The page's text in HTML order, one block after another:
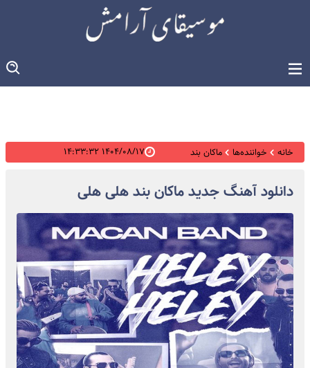
خانه خواننده‌ها ماکان بند ۱۴۰۴/۰۸/۱۷ ۱۴:۳۳:۳۲
دانلود آهنگ جدید ماکان بند هلی هلی